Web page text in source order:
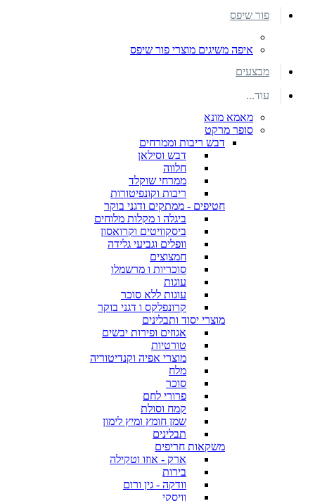
פור שיפס
איפה משיגים מוצרי פור שיפס
מבצעים
עוד...
מאמא מונא
סופר מרקט
דבש ריבות וממרחים
דבש וסילאן
חלווה
ממרחי שוקלד
ריבות וקונפיטורות
חטיפים - ממתקים ודגני בוקר
ביגלה ו מקלות מלוחים
ביסקוויטים וקרואסון
וופלים וגביעי גלידה
חמצוצים
סוכריות ו מרשמלו
עוגות
עוגות ללא סוכר
קרונפלקס ו דגני בוקר
מוצרי יסוד ותבלינים
אגוזים ופירות יבשים
טורטיות
מוצרי אפיה וקנדיטוריה
מלח
סוכר
פרורי לחם
קמח וסולת
שמן חומץ ומיץ לימון
תבלינים
משקאות חריפים
ארק - אוזו וטקילה
בירות
וודקה - גין ורום
וויסקי